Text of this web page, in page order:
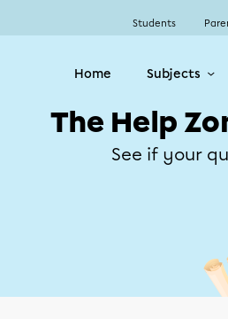
Students
Home Subjects
The Help
See if your